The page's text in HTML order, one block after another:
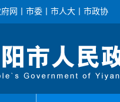
网 市委 市人大 市政协